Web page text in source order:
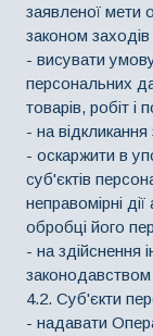
заявленої мети
законом
- висувати
персональних
товарів, робіт і
- на
- оскаржити в
суб'єктів
неправомірні
обробці його
- на здійснення
законодавством
4.2. Суб'єкти
- надавати